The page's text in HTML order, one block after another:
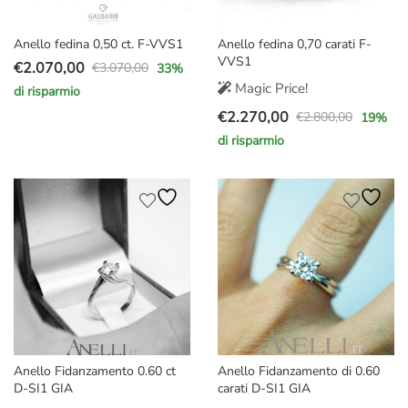
Anello fedina 0,50 ct. F-VVS1
€3.070,00
Il
prezzo
€2.070,00
Il
prezzo
33%
di risparmio
Anello fedina 0,70 carati F-
VVS1
Magic Price!
€2.800,00
Il
prezzo
era:
€2.800,00.
€2.270,00
Il
prezzo
è:
€2.270,00.
19%
di risparmio
Anello Fidanzamento 0.60 ct
D-SI1 GIA
Anello Fidanzamento di 0.60
carati D-SI1 GIA